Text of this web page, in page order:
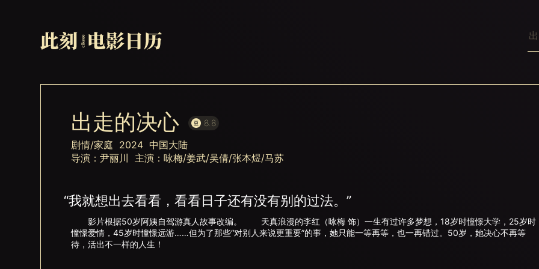
出走的决心 8.8
剧情/家庭 2024 中国大陆
导演：尹丽川 主演：咏梅/姜武/吴倩/张本煜/马苏
“我就想出去看看，看看日子还有没有别的过法。”
影片根据50岁阿姨自驾游真人故事改编。 天真浪漫的李红（咏梅 饰）一生有过许多梦想，18岁时憧憬大学，25岁时
憧憬爱情，45岁时憧憬远游……但为了那些“对别人来说更重要”的事，她只能一等再等，也一再错过。50岁，她决心不再等
待，活出不一样的人生！